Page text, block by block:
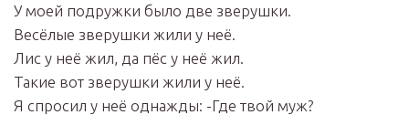
У моей подружки было две зверушки.
Весёлые зверушки жили у неё.
Лис у неё жил, да пёс у неё жил.
Такие вот зверушки жили у неё.
Я спросил у неё однажды: -Где твой муж?